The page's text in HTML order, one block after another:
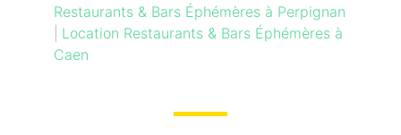
Restaurants & Bars Éphémères à Perpignan
Location Restaurants & Bars Éphémères à
Caen